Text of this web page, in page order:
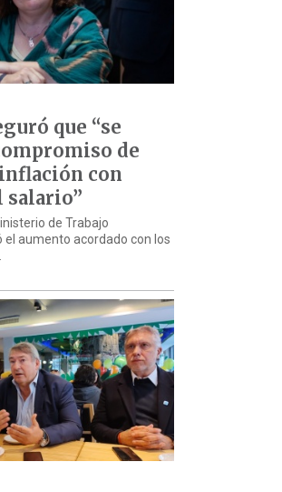
que “se
de
con
salario”
de Trabajo
el aumento acordado con los